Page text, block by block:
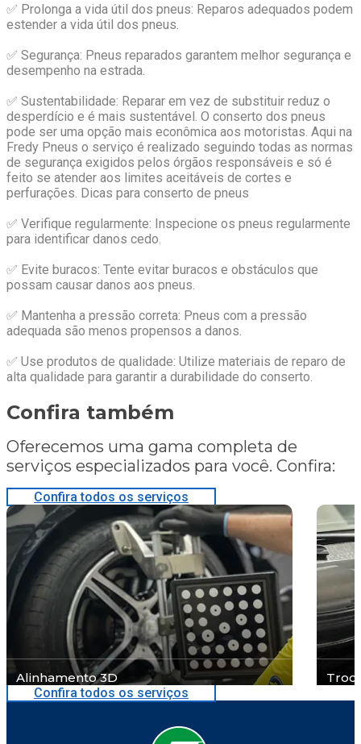
✅ Prolonga a vida útil dos pneus: Reparos adequados podem
estender a vida útil dos pneus.
✅ Segurança: Pneus reparados garantem melhor segurança e
desempenho na estrada.
✅ Sustentabilidade: Reparar em vez de substituir reduz o
desperdício e é mais sustentável. O conserto dos pneus
pode ser uma opção mais econômica aos motoristas. Aqui na
Fredy Pneus o serviço é realizado seguindo todas as normas
de segurança exigidos pelos órgãos responsáveis e só é
feito se atender aos limites aceitáveis de cortes e
perfurações. Dicas para conserto de pneus
✅ Verifique regularmente: Inspecione os pneus regularmente
para identificar danos cedo.
✅ Evite buracos: Tente evitar buracos e obstáculos que
possam causar danos aos pneus.
✅ Mantenha a pressão correta: Pneus com a pressão
adequada são menos propensos a danos.
✅ Use produtos de qualidade: Utilize materiais de reparo de
alta qualidade para garantir a durabilidade do conserto.
Confira também
Oferecemos uma gama completa de
serviços especializados para você. Confira:
Confira todos os serviços
Alinhamento 3D
Confira todos os serviços